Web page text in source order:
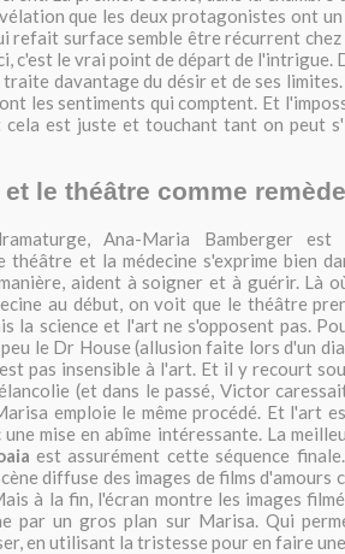
que les deux protagonistes ont un
refait surface semble être récurrent
c'est le vrai point de départ de l'intrigue.
davantage du désir et de ses
les sentiments qui comptent. Et
cela est juste et touchant tant on peut
le théâtre comme
Ana-Maria Bamberger est
théâtre et la médecine s'exprime bien
aident à soigner et à guérir. Là
au début, on voit que le théâtre
la science et l'art ne s'opposent pas.
le Dr House (allusion faite lors d'un
pas insensible à l'art. Et il y recourt
(et dans le passé, Victor
emploie le même procédé. Et l'art
mise en abîme intéressante. La
est assurément cette séquence
diffuse des images de films d'amours
à la fin, l'écran montre les images
par un gros plan sur Marisa. Qui
en utilisant la tristesse pour en faire